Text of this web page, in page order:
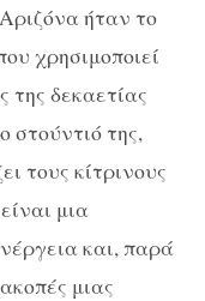
ήταν το
χρησιμοποιεί
της δεκαετίας
στούντιό της,
τους κίτρινους
μια
και, παρά
μιας